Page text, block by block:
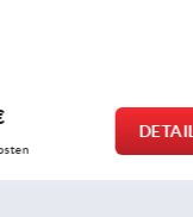
Versandkosten